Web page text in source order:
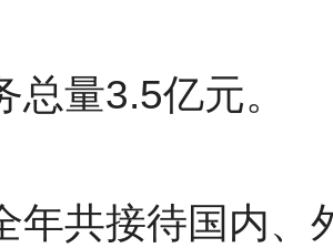
总量3.5亿元。
年共接待国内、